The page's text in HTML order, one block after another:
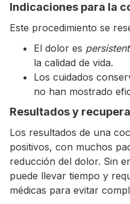
Indicaciones para la
Este procedimiento se
El dolor es
la calidad de vida.
Los cuidados
no han mostrado
Resultados y
Los resultados de una
positivos, con muchos
reducción del dolor. Sin
puede llevar tiempo y
médicas para evitar